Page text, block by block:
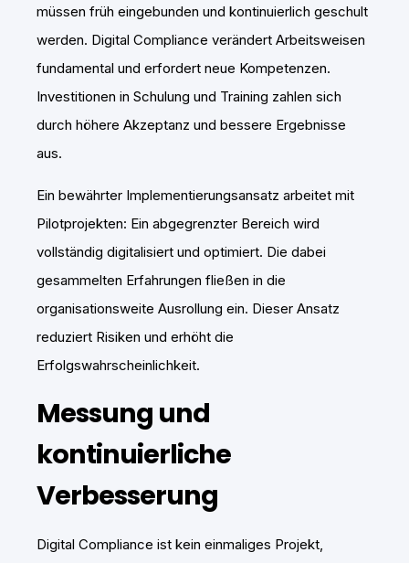
müssen früh eingebunden und kontinuierlich geschult
werden. Digital Compliance verändert Arbeitsweisen
fundamental und erfordert neue Kompetenzen.
Investitionen in Schulung und Training zahlen sich
durch höhere Akzeptanz und bessere Ergebnisse
aus.
Ein bewährter Implementierungsansatz arbeitet mit
Pilotprojekten: Ein abgegrenzter Bereich wird
vollständig digitalisiert und optimiert. Die dabei
gesammelten Erfahrungen fließen in die
organisationsweite Ausrollung ein. Dieser Ansatz
reduziert Risiken und erhöht die
Erfolgswahrscheinlichkeit.
Messung und
kontinuierliche
Verbesserung
Digital Compliance ist kein einmaliges Projekt,